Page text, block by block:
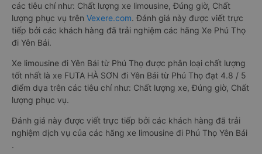
các tiêu chí như: Chất lượng xe limousine, Đúng giờ, Chất
lượng phục vụ trên Vexere.com. Đánh giá này được viết trực
tiếp bởi các khách hàng đã trải nghiệm các hãng Xe Phú Thọ
đi Yên Bái.
Xe limousine đi Yên Bái từ Phú Thọ được phân loại chất lượng
tốt nhất là xe FUTA HÀ SƠN đi Yên Bái từ Phú Thọ đạt 4.8 / 5
điểm dựa trên các tiêu chí như: Chất lượng xe, Đúng giờ, Chất
lượng phục vụ.
Đánh giá này được viết trực tiếp bởi các khách hàng đã trải
nghiệm dịch vụ của các hãng xe limousine đi Phú Thọ Yên Bái
.